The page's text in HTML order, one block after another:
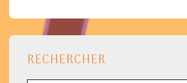
publications
RECHERCHER